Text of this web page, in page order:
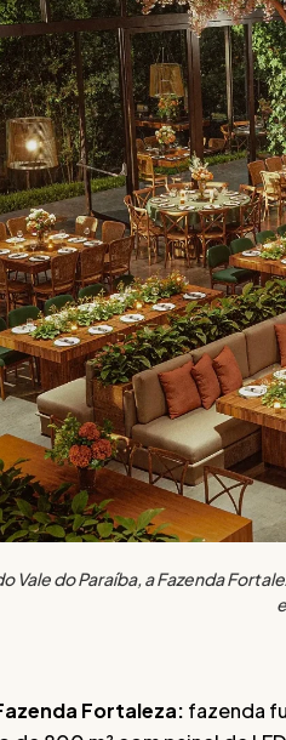
Vale do Paraíba, a Fazenda
Fortaleza: fazenda